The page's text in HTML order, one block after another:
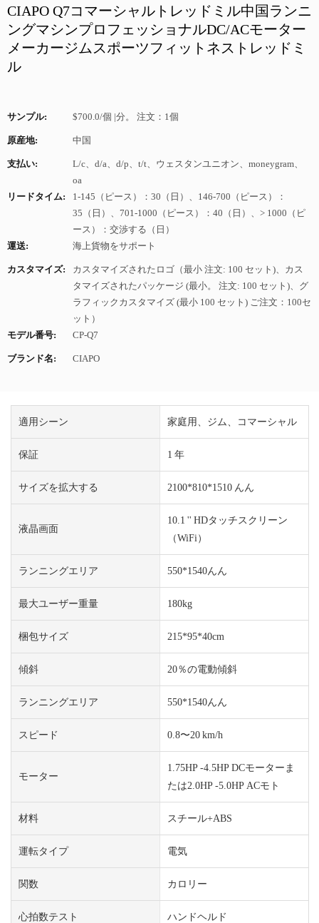
CIAPO Q7コマーシャルトレッドミル中国ランニ
ングマシンプロフェッショナルDC/ACモーター
メーカージムスポーツフィットネストレッドミ
ル
サンプル: $700.0/個 |分。 注文：1個
原産地: 中国
支払い:
L/c、d/a、d/p、t/t、ウェスタンユニオン、moneygram、
oa
リードタイム:
1-145（ピース）：30（日）、146-700（ピース）：
35（日）、701-1000（ピース）：40（日）、> 1000（ピ
ース）：交渉する（日）
運送:
海上貨物をサポート
カスタマイズ:
カスタマイズされたロゴ（最小 注文: 100 セット)、カス
タマイズされたパッケージ (最小。 注文: 100 セット)、グ
ラフィックカスタマイズ (最小 100 セット) ご注文：100セ
ット）
モデル番号:
CP-Q7
ブランド名: CIAPO
適用シーン 家庭用、ジム、コマーシャル
保証 1 年
サイズを拡大する 2100*810*1510 んん
液晶画面
10.1 '' HDタッチスクリーン
（WiFi）
ランニングエリア 550*1540んん
最大ユーザー重量 180kg
梱包サイズ 215*95*40cm
傾斜 20％の電動傾斜
ランニングエリア 550*1540んん
スピード 0.8〜20 km/h
モーター
1.75HP -4.5HP DCモーターま
たは2.0HP -5.0HP ACモト
材料 スチール+ABS
運転タイプ 電気
関数 カロリー
心拍数テスト ハンドヘルド